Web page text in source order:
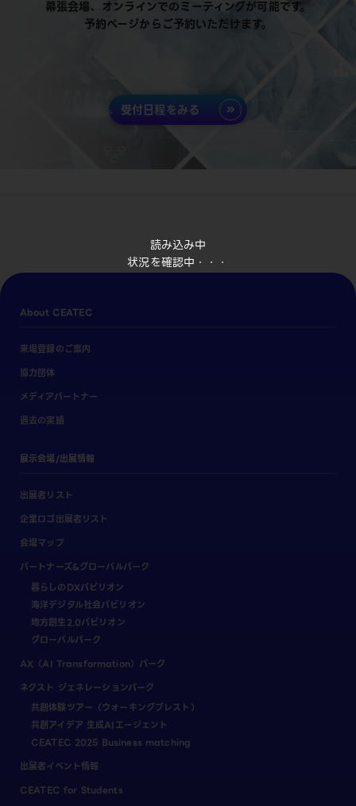
読み込み中
状況を確認中・・・
幕張会場、オンラインでのミーティングが可能です。
予約ページからご予約いただけます。
受付日程をみる
About CEATEC
来場登録のご案内
協力団体
メディアパートナー
過去の実績
展示会場/出展情報
出展者リスト
企業ロゴ出展者リスト
会場マップ
パートナーズ&グローバルパーク
暮らしのDXパビリオン
海洋デジタル社会パビリオン
地方創生2.0パビリオン
グローバルパーク
AX（AI Transformation）パーク
ネクスト ジェネレーションパーク
共創体験ツアー（ウォーキングブレスト）
共創アイデア 生成AIエージェント
CEATEC 2025 Business matching
出展者イベント情報
CEATEC for Students